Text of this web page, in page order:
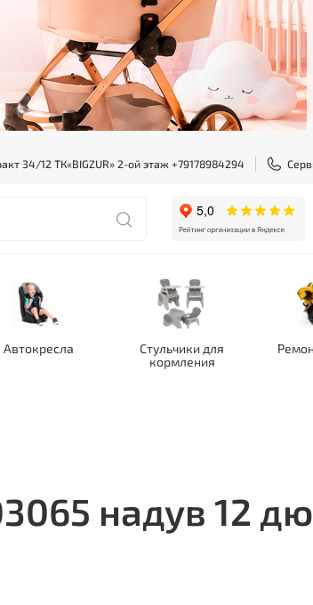
34/12 ТК«BIGZUR» 2-ой этаж +79178984294
Автокресла
Стульчики для
кормления
надув 12